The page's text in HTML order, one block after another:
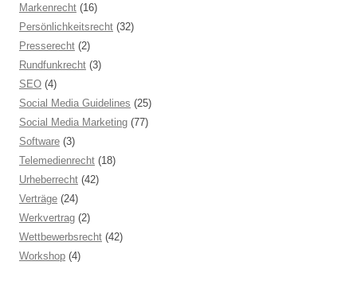
Markenrecht (16)
Persönlichkeitsrecht (32)
Presserecht (2)
Rundfunkrecht (3)
SEO (4)
Social Media Guidelines (25)
Social Media Marketing (77)
Software (3)
Telemedienrecht (18)
Urheberrecht (42)
Verträge (24)
Werkvertrag (2)
Wettbewerbsrecht (42)
Workshop (4)